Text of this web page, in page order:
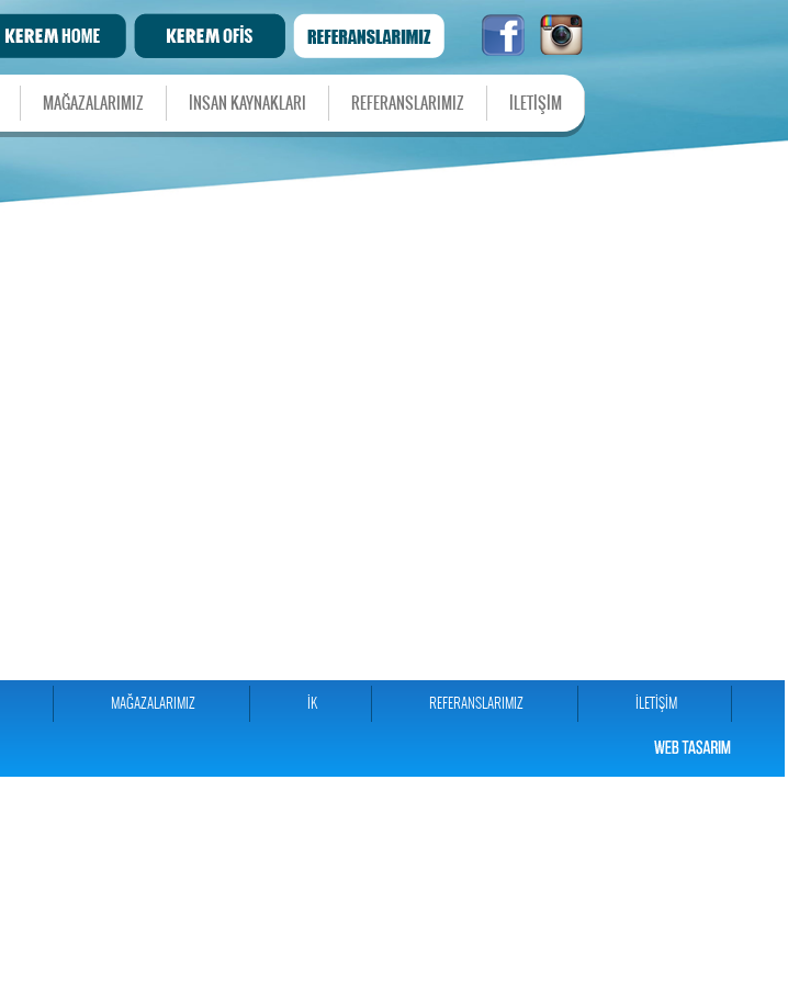
MAĞAZALARIMIZ İNSAN KAYNAKLARI REFERANSLARIMIZ İLETİŞİM
MAĞAZALARIMIZ İK REFERANSLARIMIZ İLETİŞİM